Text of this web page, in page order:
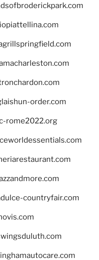
order.com
rome2022.org
countryfair.com